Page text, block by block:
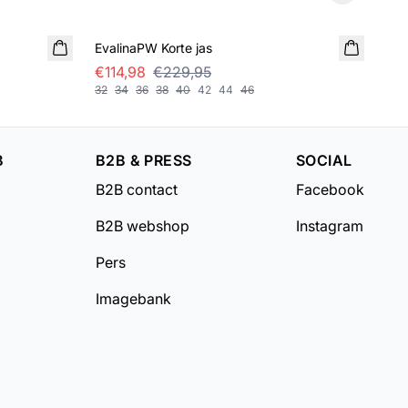
EvalinaPW Korte jas
€114,98 €229,95
32 34 36 38 40 42 44 46
B2B & PRESS
B2B contact
B2B webshop
Pers
Imagebank
SOCIAL
Facebook
Instagram